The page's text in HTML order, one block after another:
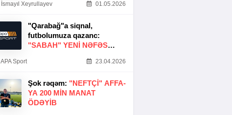
İsmayıl Xeyrullayev 01.05.2026
"Qarabağ"a siqnal,
futbolumuza qazanc:
"SABAH" YENI NƏFƏS
APA Sport 23.04.2026
Şok rəqəm: "NEFTÇI" AFFA-
YA 200 MIN MANAT
ÖDƏYIB